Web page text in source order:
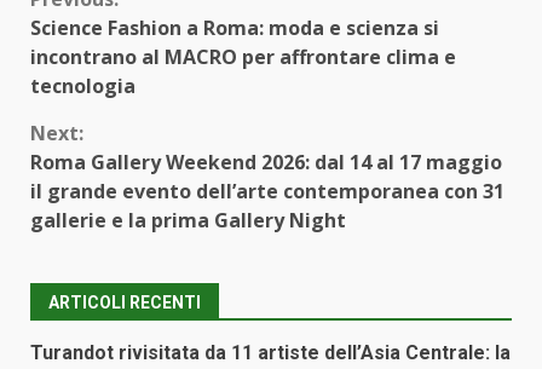
Reading
Science Fashion a Roma: moda e scienza si
incontrano al MACRO per affrontare clima e
tecnologia
Next:
Roma Gallery Weekend 2026: dal 14 al 17 maggio
il grande evento dell’arte contemporanea con 31
gallerie e la prima Gallery Night
ARTICOLI RECENTI
Turandot rivisitata da 11 artiste dell’Asia Centrale: la